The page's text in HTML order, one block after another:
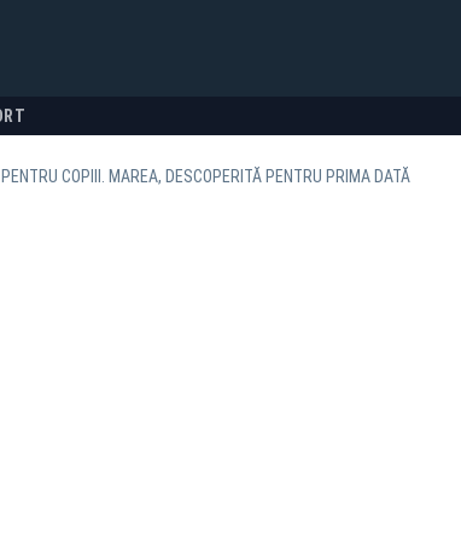
COPIII. MAREA, DESCOPERITĂ PENTRU PRIMA DATĂ